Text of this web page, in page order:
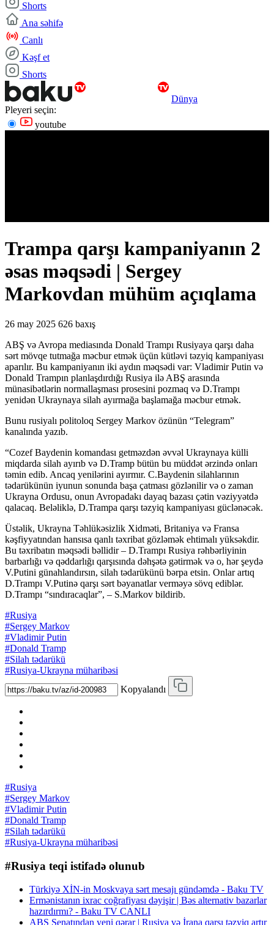
Shorts
Ana səhifə
Canlı
Kəşf et
Shorts
Dünya
Pleyeri seçin:
youtube
Trampa qarşı kampaniyanın 2
əsas məqsədi | Sergey
Markovdan mühüm açıqlama
26 may 2025 626 baxış
ABŞ və Avropa mediasında Donald Trampı Rusiyaya qarşı daha
sərt mövqe tutmağa məcbur etmək üçün kütləvi təzyiq kampaniyası
aparılır. Bu kampaniyanın iki aydın məqsədi var: Vladimir Putin və
Donald Trampın planlaşdırdığı Rusiya ilə ABŞ arasında
münasibətlərin normallaşması prosesini pozmaq və D.Trampı
yenidən Ukraynaya silah ayırmağa başlamağa məcbur etmək.
Bunu rusiyalı politoloq Sergey Markov özünün “Telegram”
kanalında yazıb.
“Cozef Baydenin komandası getməzdən əvvəl Ukraynaya külli
miqdarda silah ayırıb və D.Tramp bütün bu müddət ərzində onları
təmin edib. Ancaq yenilərini ayırmır. C.Baydenin silahlarının
tədarükünün iyunun sonunda başa çatması gözlənilir və o zaman
Ukrayna Ordusu, onun Avropadakı dayaq bazası çətin vəziyyətdə
qalacaq. Beləliklə, D.Trampa qarşı təzyiq kampaniyası güclənəcək.
Üstəlik, Ukrayna Təhlükəsizlik Xidməti, Britaniya və Fransa
kəşfiyyatından hansısa qanlı təxribat gözləmək ehtimalı yüksəkdir.
Bu təxribatın məqsədi bəllidir – D.Trampı Rusiya rəhbərliyinin
barbarlığı və qəddarlığı qarşısında dəhşətə gətirmək və o, hər şeydə
V.Putini günahlandırsın, silah tədarükünü bərpa etsin. Onlar artıq
D.Trampı V.Putinə qarşı sərt bəyanatlar verməyə sövq ediblər.
D.Trampı “sındıracaqlar”, – S.Markov bildirib.
#Rusiya
#Sergey Markov
#Vladimir Putin
#Donald Tramp
#Silah tədarükü
#Rusiya-Ukrayna müharibəsi
Kopyalandı
#Rusiya
#Sergey Markov
#Vladimir Putin
#Donald Tramp
#Silah tədarükü
#Rusiya-Ukrayna müharibəsi
#Rusiya teqi istifadə olunub
Türkiyə XİN-in Moskvaya sərt mesajı gündəmdə - Baku TV
Ermənistanın ixrac coğrafiyası dəyişir | Bəs alternativ bazarlar
hazırdırmı? - Baku TV CANLI
ABŞ Senatından yeni qərar | Rusiya və İrana qarşı təzyiq artır